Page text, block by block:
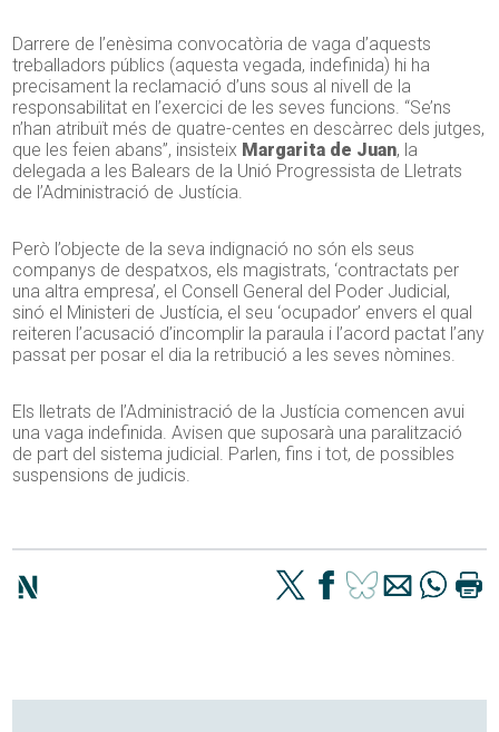
Darrere de l’enèsima convocatòria de vaga d’aquests
treballadors públics (aquesta vegada, indefinida) hi ha
precisament la reclamació d’uns sous al nivell de la
responsabilitat en l’exercici de les seves funcions. “Se’ns
n’han atribuït més de quatre-centes en descàrrec dels jutges,
que les feien abans”, insisteix Margarita de Juan, la
delegada a les Balears de la Unió Progressista de Lletrats
de l’Administració de Justícia.
Però l’objecte de la seva indignació no són els seus
companys de despatxos, els magistrats, ‘contractats per
una altra empresa’, el Consell General del Poder Judicial,
sinó el Ministeri de Justícia, el seu ‘ocupador’ envers el qual
reiteren l’acusació d’incomplir la paraula i l’acord pactat l’any
passat per posar el dia la retribució a les seves nòmines.
Els lletrats de l’Administració de la Justícia comencen avui
una vaga indefinida. Avisen que suposarà una paralització
de part del sistema judicial. Parlen, fins i tot, de possibles
suspensions de judicis.